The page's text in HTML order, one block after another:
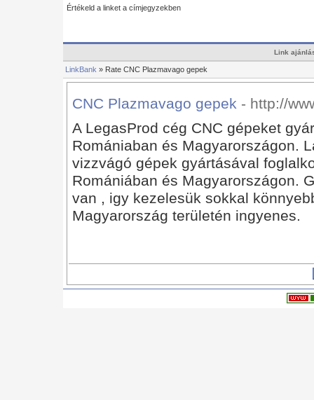
Értékeld a linket a címjegyzekben
Link
LinkBank » Rate CNC Plazmavago gepek
CNC Plazmavago gepek - http://
A LegasProd cég CNC gépeket
Romániaban és Magyarországon.
vizzvágó gépek gyártásával
Romániában és Magyarországon.
van , igy kezelesük sokkal
Magyarország területén ingyenes.